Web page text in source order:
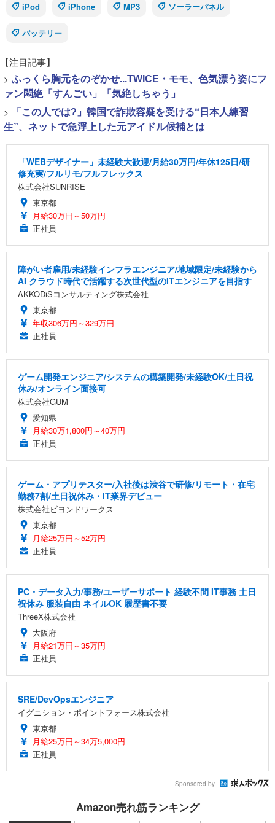
iPod
iPhone MP3 ソーラーパネル
バッテリー
【注目記事】
> ふっくら胸元をのぞかせ...TWICE・モモ、色気漂う姿にフ
ァン悶絶「すんごい」「気絶しちゃう」
>
「この人では?」韓国で詐欺容疑を受ける“日本人練習
生”、ネットで急浮上した元アイドル候補とは
「WEBデザイナー」未経験大歓迎/月給30万円/年休125日/研
修充実/フルリモ/フルフレックス
株式会社SUNRISE
東京都
月給30万円～50万円
正社員
障がい者雇用/未経験インフラエンジニア/地域限定/未経験から
AI クラウド時代で活躍する次世代型のITエンジニアを目指す
AKKODiSコンサルティング株式会社
東京都
年収306万円～329万円
正社員
ゲーム開発エンジニア/システムの構築開発/未経験OK/土日祝
休み/オンライン面接可
株式会社GUM
愛知県
月給30万1,800円～40万円
正社員
ゲーム・アプリテスター/入社後は渋谷で研修/リモート・在宅
勤務7割/土日祝休み・IT業界デビュー
株式会社ビヨンドワークス
東京都
月給25万円～52万円
正社員
PC・データ入力/事務/ユーザーサポート 経験不問 IT事務 土日
祝休み 服装自由 ネイルOK 履歴書不要
ThreeX株式会社
大阪府
月給21万円～35万円
正社員
SRE/DevOpsエンジニア
イグニション・ポイントフォース株式会社
東京都
月給25万円～34万5,000円
正社員
Sponsored by
Amazon売れ筋ランキング